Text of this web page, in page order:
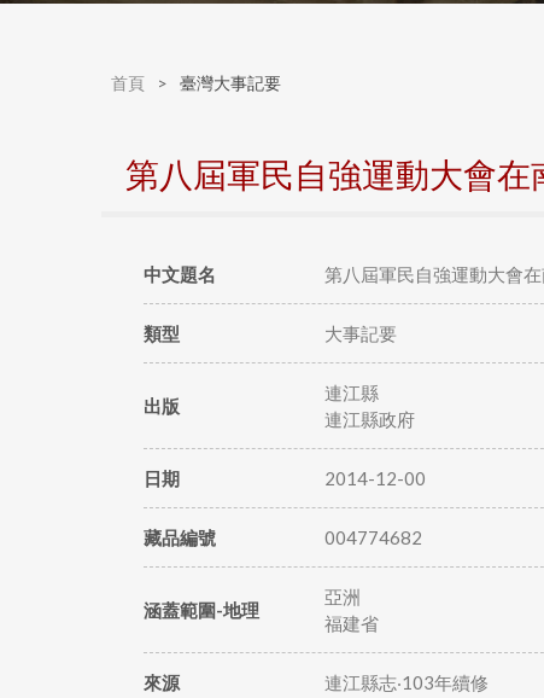
首頁 > 臺灣大事記要
第八屆軍民自強運動大會在
中文題名 第八屆軍民自強運動大會
類型 大事記要
出版
連江縣
連江縣政府
日期 2014-12-00
藏品編號 004774682
涵蓋範圍-地理
亞洲
福建省
來源 連江縣志‧103年續修